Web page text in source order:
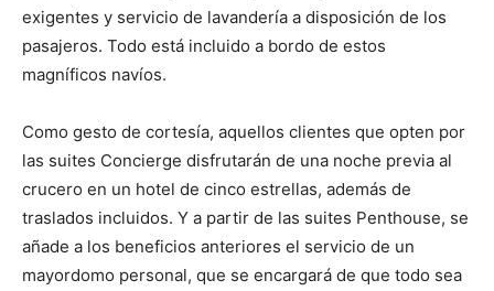
exigentes y servicio de lavandería a disposición de los
pasajeros. Todo está incluido a bordo de estos
magníficos navíos.
Como gesto de cortesía, aquellos clientes que opten por
las suites Concierge disfrutarán de una noche previa al
crucero en un hotel de cinco estrellas, además de
traslados incluidos. Y a partir de las suites Penthouse, se
añade a los beneficios anteriores el servicio de un
mayordomo personal, que se encargará de que todo sea